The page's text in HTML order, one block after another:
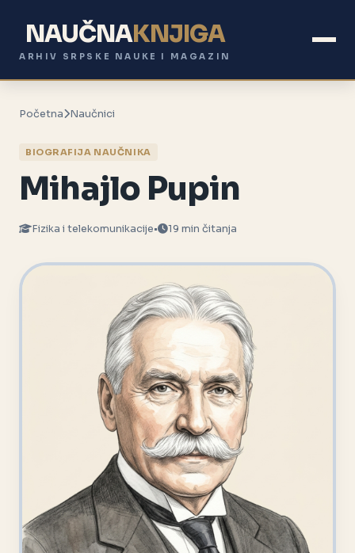
NAUČNAKNJIGA
ARHIV SRPSKE NAUKE I MAGAZIN
Početna Naučnici
BIOGRAFIJA NAUČNIKA
Mihajlo Pupin
Fizika i telekomunikacije• 19 min čitanja